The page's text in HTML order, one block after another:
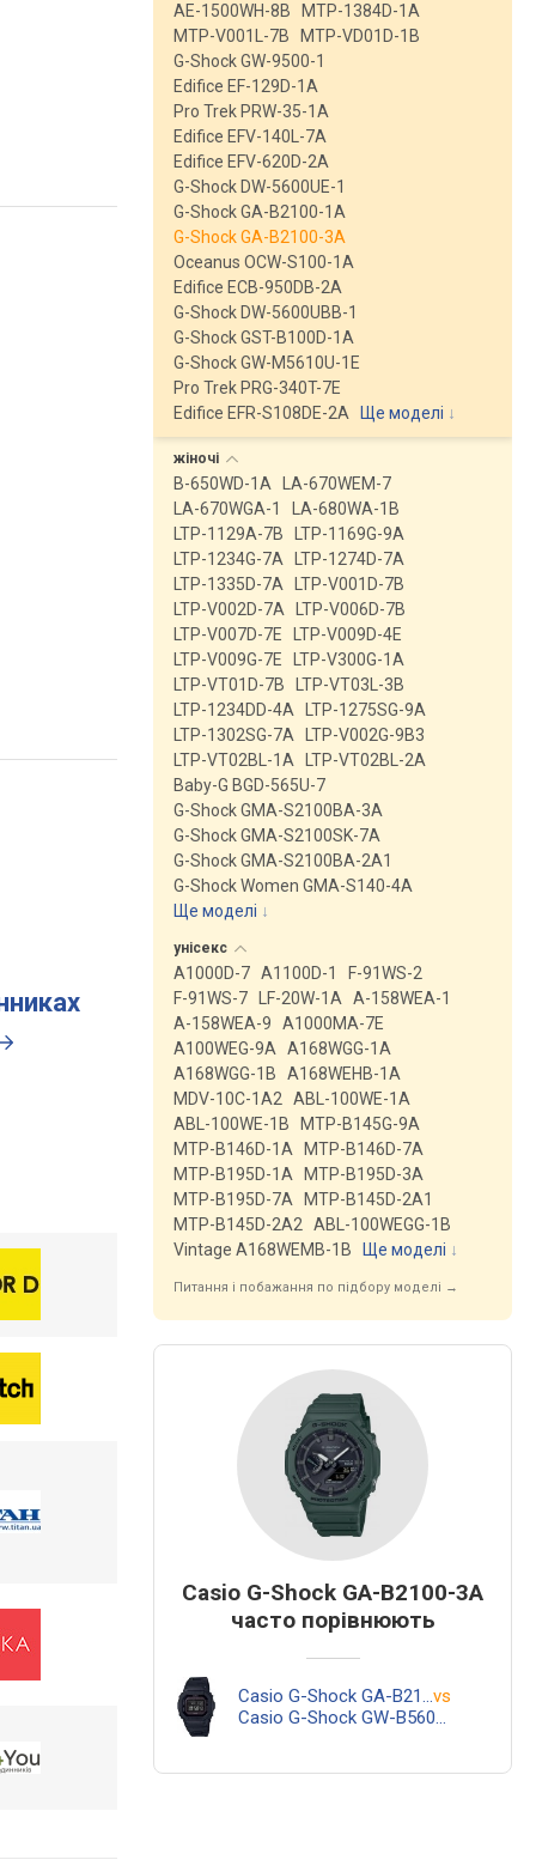
AE-1500WH-8B
MTP-1384D-1A
MTP-V001L-7B
MTP-VD01D-1B
G-Shock GW-9500-1
Edifice EF-129D-1A
Pro Trek PRW-35-1A
Edifice EFV-140L-7A
Edifice EFV-620D-2A
G-Shock DW-5600UE-1
G-Shock GA-B2100-1A
G-Shock GA-B2100-3A
Oceanus OCW-S100-1A
Edifice ECB-950DB-2A
G-Shock DW-5600UBB-1
G-Shock GST-B100D-1A
G-Shock GW-M5610U-1E
Pro Trek PRG-340T-7E
Edifice EFR-S108DE-2A
Ще моделі ↓
жіночі
B-650WD-1A
LA-670WEM-7
LA-670WGA-1
LA-680WA-1B
LTP-1129A-7B
LTP-1169G-9A
LTP-1234G-7A
LTP-1274D-7A
LTP-1335D-7A
LTP-V001D-7B
LTP-V002D-7A
LTP-V006D-7B
LTP-V007D-7E
LTP-V009D-4E
LTP-V009G-7E
LTP-V300G-1A
LTP-VT01D-7B
LTP-VT03L-3B
LTP-1234DD-4A
LTP-1275SG-9A
LTP-1302SG-7A
LTP-V002G-9B3
LTP-VT02BL-1A
LTP-VT02BL-2A
Baby-G BGD-565U-7
G-Shock GMA-S2100BA-3A
G-Shock GMA-S2100SK-7A
G-Shock GMA-S2100BA-2A1
G-Shock Women GMA-S140-4A
Ще моделі ↓
унісекс
A1000D-7 A1100D-1
F-91WS-2
F-91WS-7
LF-20W-1A
A-158WEA-1
A-158WEA-9
A1000MA-7E
A100WEG-9A
A168WGG-1A
A168WGG-1B
A168WEHB-1A
MDV-10C-1A2
ABL-100WE-1A
ABL-100WE-1B
MTP-B145G-9A
MTP-B146D-1A
MTP-B146D-7A
MTP-B195D-1A
MTP-B195D-3A
MTP-B195D-7A
MTP-B145D-2A1
MTP-B145D-2A2
ABL-100WEGG-1B
Vintage A168WEMB-1B
Ще моделі ↓
Питання і побажання по підбору моделі →
Casio G-Shock GA-B2100-3A
часто порівнюють
Casio G-Shock GA-B2100-3Avs
Casio G-Shock GW-B5600BC-1B